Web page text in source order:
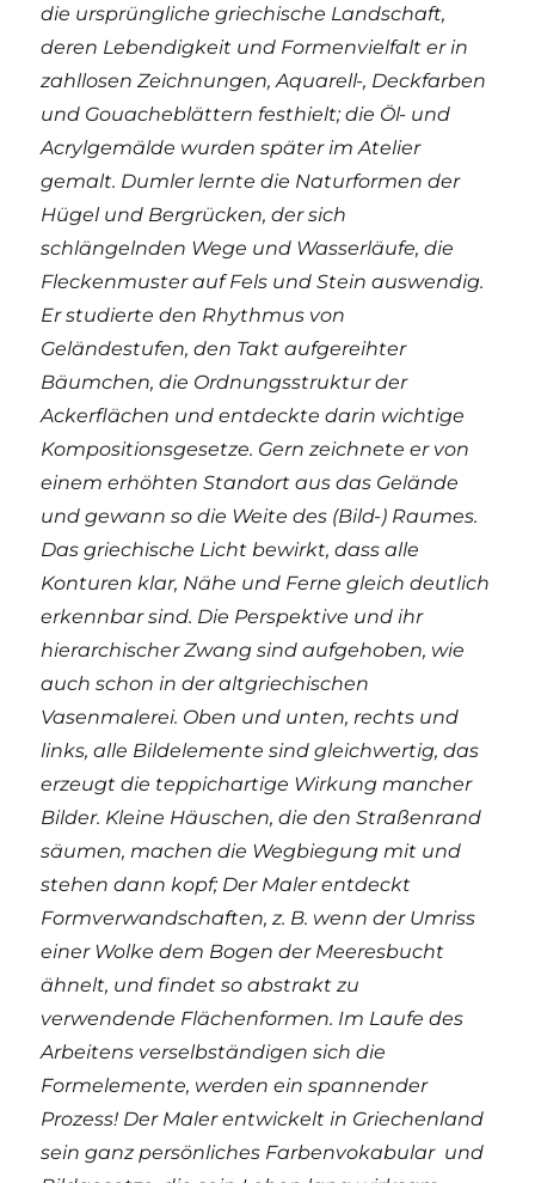
die ursprüngliche griechische Landschaft,
deren Lebendigkeit und Formenvielfalt er in
zahllosen Zeichnungen, Aquarell-, Deckfarben
und Gouacheblättern festhielt; die Öl- und
Acrylgemälde wurden später im Atelier
gemalt. Dumler lernte die Naturformen der
Hügel und Bergrücken, der sich
schlängelnden Wege und Wasserläufe, die
Fleckenmuster auf Fels und Stein auswendig.
Er studierte den Rhythmus von
Geländestufen, den Takt aufgereihter
Bäumchen, die Ordnungsstruktur der
Ackerflächen und entdeckte darin wichtige
Kompositionsgesetze. Gern zeichnete er von
einem erhöhten Standort aus das Gelände
und gewann so die Weite des (Bild-) Raumes.
Das griechische Licht bewirkt, dass alle
Konturen klar, Nähe und Ferne gleich deutlich
erkennbar sind. Die Perspektive und ihr
hierarchischer Zwang sind aufgehoben, wie
auch schon in der altgriechischen
Vasenmalerei. Oben und unten, rechts und
links, alle Bildelemente sind gleichwertig, das
erzeugt die teppichartige Wirkung mancher
Bilder. Kleine Häuschen, die den Straßenrand
säumen, machen die Wegbiegung mit und
stehen dann kopf; Der Maler entdeckt
Formverwandschaften, z. B. wenn der Umriss
einer Wolke dem Bogen der Meeresbucht
ähnelt, und findet so abstrakt zu
verwendende Flächenformen. Im Laufe des
Arbeitens verselbständigen sich die
Formelemente, werden ein spannender
Prozess! Der Maler entwickelt in Griechenland
sein ganz persönliches Farbenvokabular und